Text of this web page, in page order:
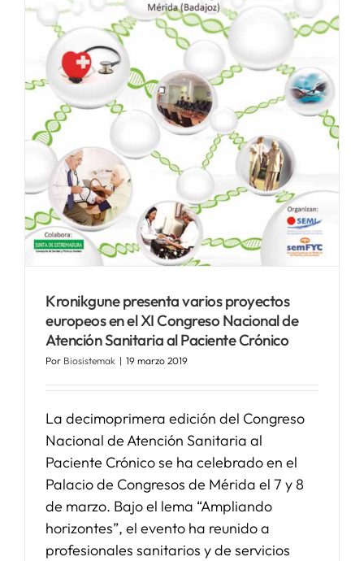
Kronikgune presenta varios proyectos
europeos en el XI Congreso Nacional de
Atención Sanitaria al Paciente Crónico
Por Biosistemak | 19 marzo 2019
La decimoprimera edición del Congreso
Nacional de Atención Sanitaria al
Paciente Crónico se ha celebrado en el
Palacio de Congresos de Mérida el 7 y 8
de marzo. Bajo el lema “Ampliando
horizontes”, el evento ha reunido a
profesionales sanitarios y de servicios